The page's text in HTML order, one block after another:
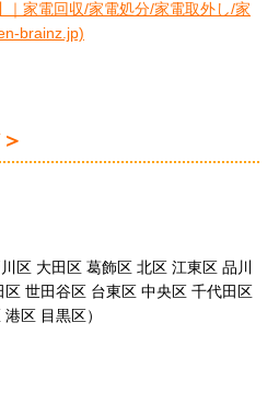
家電回収/家電処分/家電取外し/家
brainz.jp)
区 大田区 葛飾区 北区 江東区 品川
世田谷区 台東区 中央区 千代田区
区 目黒区）